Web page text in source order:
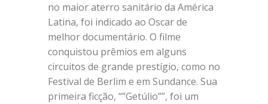
no maior aterro sanitário da América
Latina, foi indicado ao Oscar de
melhor documentário. O filme
conquistou prêmios em alguns
circuitos de grande prestígio, como no
Festival de Berlim e em Sundance. Sua
primeira ficção, “”Getúlio””, foi um